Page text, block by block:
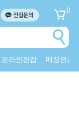
0
온라인전집 매장전집